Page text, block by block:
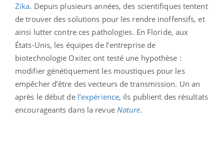
Zika. Depuis plusieurs années, des scientifiques tentent
de trouver des solutions pour les rendre inoffensifs, et
ainsi lutter contre ces pathologies. En Floride, aux
États-Unis, les équipes de l’entreprise de
biotechnologie Oxitec ont testé une hypothèse :
modifier génétiquement les moustiques pour les
empêcher d’être des vecteurs de transmission. Un an
après le début de l’expérience, ils publient des résultats
encourageants dans la revue Nature.